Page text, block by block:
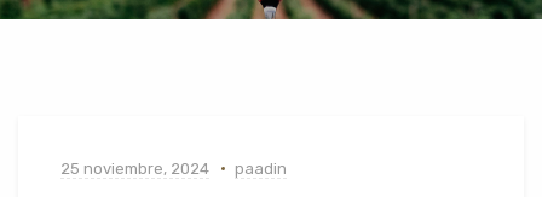
25 noviembre, 2024 paadin